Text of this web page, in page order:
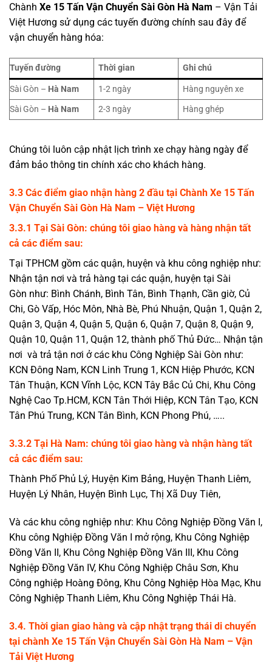
Chành Xe 15 Tấn Vận Chuyển Sài Gòn Hà Nam – Vận Tải
Việt Hương sử dụng các tuyến đường chính sau đây để
vận chuyển hàng hóa:
Tuyến đường Thời gian Ghi chú
Sài Gòn – Hà Nam 1-2 ngày
Hàng nguyên xe
Sài Gòn – Hà Nam 2-3 ngày Hàng ghép
Chúng tôi luôn cập nhật lịch trình xe chạy hàng ngày để
đảm bảo thông tin chính xác cho khách hàng.
3.3 Các điểm giao nhận hàng 2 đầu tại Chành Xe 15 Tấn
Vận Chuyển Sài Gòn Hà Nam – Việt Hương
3.3.1 Tại Sài Gòn: chúng tôi giao hàng và hàng nhận tất
cả các điểm sau:
Tại TPHCM gồm các quận, huyện và khu công nghiệp như:
Nhận tận nơi và trả hàng tại các quận, huyện tại Sài
Gòn như: Bình Chánh, Bình Tân, Bình Thạnh, Cần giờ, Củ
Chi, Gò Vấp, Hóc Môn, Nhà Bè, Phú Nhuận, Quận 1, Quận 2,
Quận 3, Quận 4, Quận 5, Quận 6, Quận 7, Quận 8, Quận 9,
Quận 10, Quận 11, Quận 12, thành phố Thủ Đức… Nhận tận
nơi và trả tận nơi ở các khu Công Nghiệp Sài Gòn như:
KCN Đông Nam, KCN Linh Trung 1, KCN Hiệp Phước, KCN
Tân Thuận, KCN Vĩnh Lộc, KCN Tây Bắc Củ Chi, Khu Công
Nghệ Cao Tp.HCM, KCN Tân Thới Hiệp, KCN Tân Tạo, KCN
Tân Phú Trung, KCN Tân Bình, KCN Phong Phú, …..
3.3.2 Tại Hà Nam: chúng tôi giao hàng và nhận hàng tất
cả các điểm sau:
Thành Phố Phủ Lý, Huyện Kim Bảng, Huyện Thanh Liêm,
Huyện Lý Nhân, Huyện Bình Lục, Thị Xã Duy Tiên,
Và các khu công nghiệp như: Khu Công Nghiệp Đồng Văn I,
Khu công Nghiệp Đồng Văn I mở rộng, Khu Công Nghiệp
Đồng Văn II, Khu Công Nghiệp Đồng Văn III, Khu Công
Nghiệp Đồng Văn IV, Khu Công Nghiệp Châu Sơn, Khu
Công nghiệp Hoàng Đông, Khu Công Nghiệp Hòa Mạc, Khu
Công Nghiệp Thanh Liêm, Khu Công Nghiệp Thái Hà.
3.4. Thời gian giao hàng và cập nhật trạng thái di chuyển
tại chành Xe 15 Tấn Vận Chuyển Sài Gòn Hà Nam – Vận
Tải Việt Hương